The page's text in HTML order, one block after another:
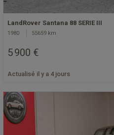
LandRover Santana 88 SERIE III
1980 55659 km
5 900 €
Actualisé il y a 4 jours